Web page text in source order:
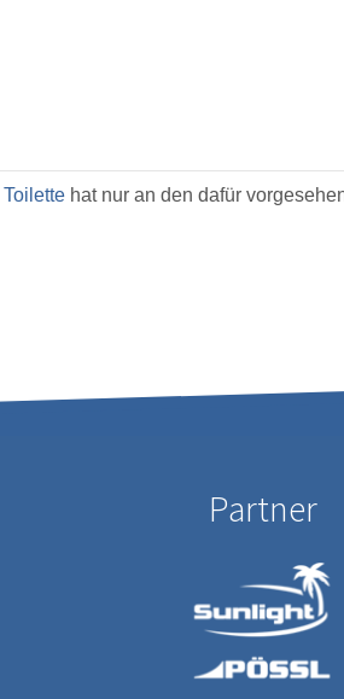
Toilette hat nur an den dafür
Partner